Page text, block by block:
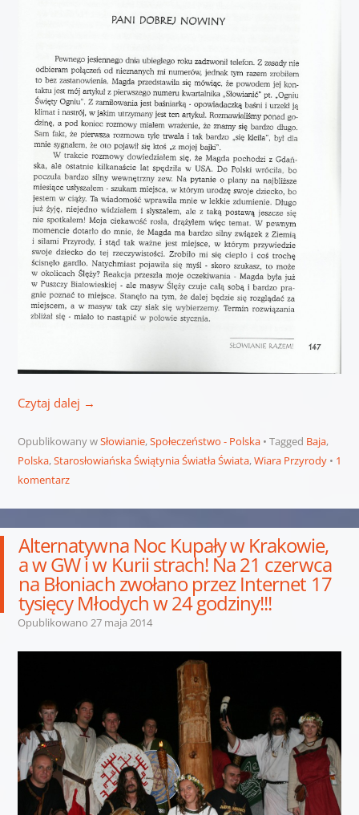
Czytaj dalej →
Opublikowany wSłowianie,Społeczeństwo - Polska Tagged Baja,
Polska,Starosłowiańska Świątynia Światła Świata,Wiara Przyrody
1
komentarz
Alternatywna Noc Kupały w Krakowie,
a w GW i w Kurii strach! Na 21 czerwca
na Błoniach zwołano przez Internet 17
tysięcy Młodych w 24 godziny!!!
Opublikowano 27 maja 2014